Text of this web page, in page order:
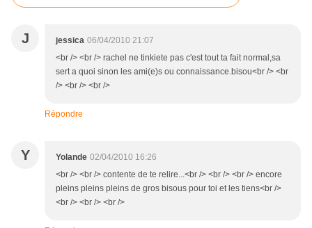
J jessica 06/04/2010 21:07
<br /> <br /> rachel ne tinkiete pas c'est tout ta fait normal,sa
sert a quoi sinon les ami(e)s ou connaissance.bisou<br /> <br
/> <br /> <br />
Répondre
Y Yolande 02/04/2010 16:26
<br /> <br /> contente de te relire...<br /> <br /> <br /> encore
pleins pleins pleins de gros bisous pour toi et les tiens<br />
<br /> <br /> <br />